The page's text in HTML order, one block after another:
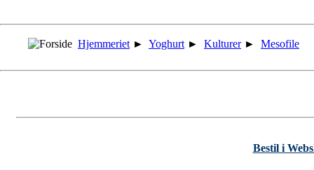
Hjemmeriet ► Yoghurt ► Kulturer ► Mesofile
Bestil i